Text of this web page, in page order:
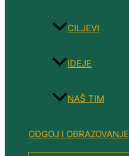
CILJEVI
IDEJE
NAŠ TIM
ODGOJ I OBRAZOVANJE